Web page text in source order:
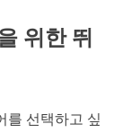
위한 뛰
를 선택하고 싶